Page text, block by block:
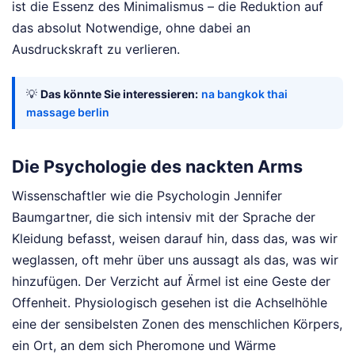
ist die Essenz des Minimalismus – die Reduktion auf
das absolut Notwendige, ohne dabei an
Ausdruckskraft zu verlieren.
💡 Das könnte Sie interessieren: na bangkok thai
massage berlin
Die Psychologie des nackten Arms
Wissenschaftler wie die Psychologin Jennifer
Baumgartner, die sich intensiv mit der Sprache der
Kleidung befasst, weisen darauf hin, dass das, was wir
weglassen, oft mehr über uns aussagt als das, was wir
hinzufügen. Der Verzicht auf Ärmel ist eine Geste der
Offenheit. Physiologisch gesehen ist die Achselhöhle
eine der sensibelsten Zonen des menschlichen Körpers,
ein Ort, an dem sich Pheromone und Wärme